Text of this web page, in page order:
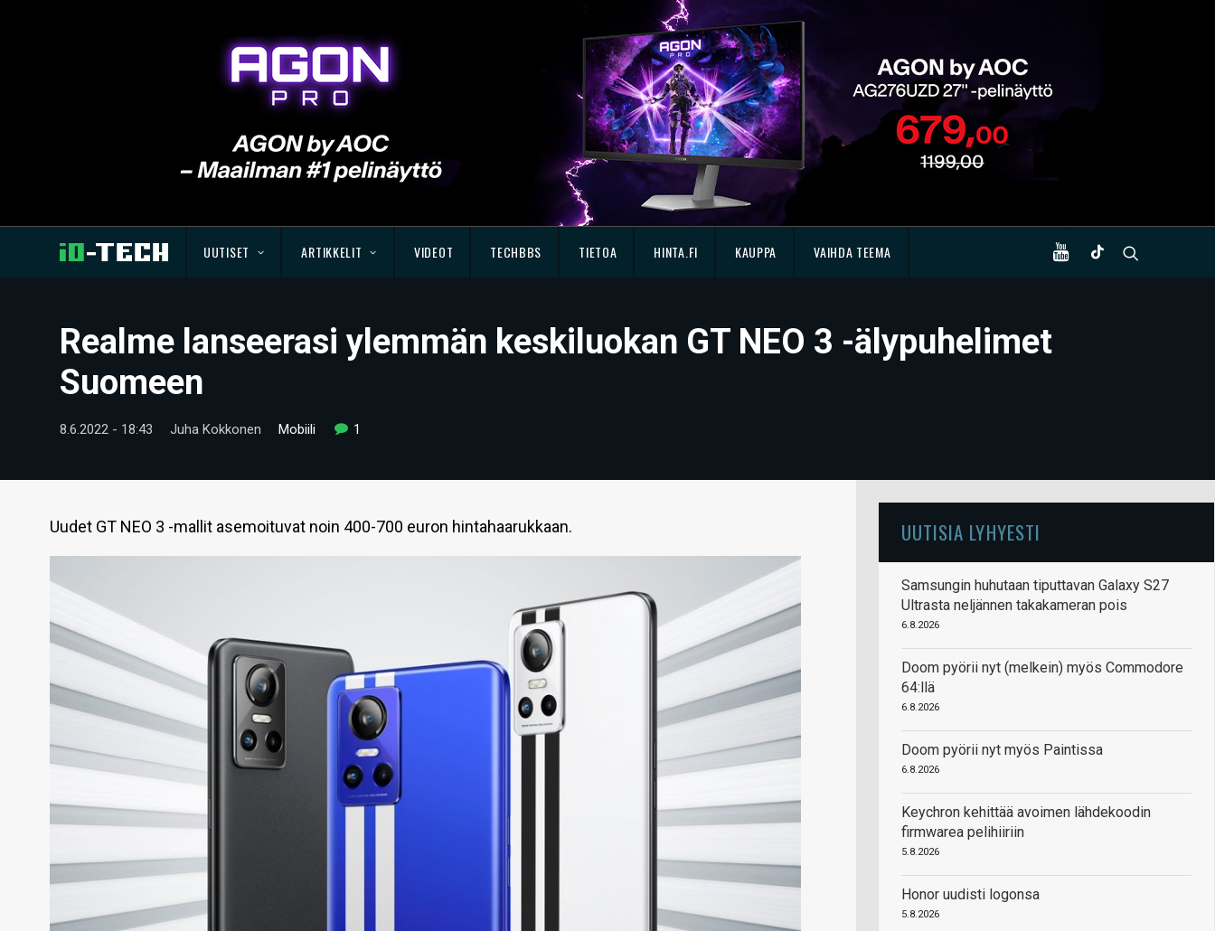
UUTISET ARTIKKELIT VIDEOT TECHBBS TIETOA HINTA.FI KAUPPA VAIHDA TEEMA
Realme lanseerasi ylemmän keskiluokan GT NEO 3 -älypuhelimet
Suomeen
8.6.2022 - 18:43 Juha Kokkonen Mobiili 1
Uudet GT NEO 3 -mallit asemoituvat noin 400-700 euron hintahaarukkaan. UUTISIA LYHYESTI
Samsungin huhutaan tiputtavan Galaxy S27
Ultrasta neljännen takakameran pois
6.8.2026
Doom pyörii nyt (melkein) myös Commodore
64:llä
6.8.2026
Doom pyörii nyt myös Paintissa
6.8.2026
Keychron kehittää avoimen lähdekoodin
firmwarea pelihiiriin
5.8.2026
Honor uudisti logonsa
5.8.2026